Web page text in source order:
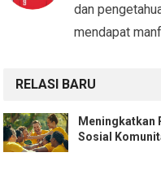
dan
mendapat
RELASI BARU
Meningkatkan
Sosial